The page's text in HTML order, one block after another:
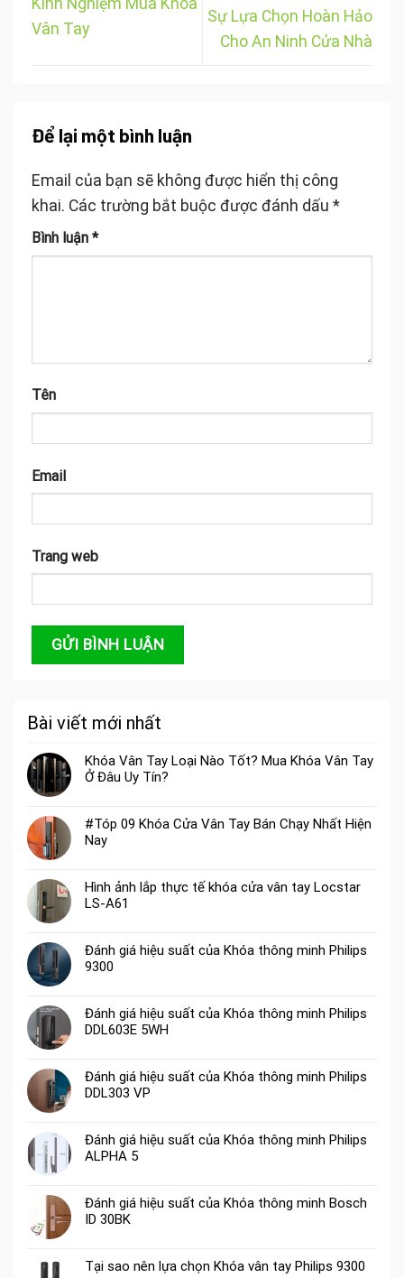
Kinh Nghiệm Mua Khóa
Vân Tay
Sự Lựa Chọn Hoàn Hảo
Cho An Ninh Cửa Nhà
Để lại một bình luận
Email của bạn sẽ không được hiển thị công
khai. Các trường bắt buộc được đánh dấu *
Bình luận *
Tên
Email
Trang web
Bài viết mới nhất
Khóa Vân Tay Loại Nào Tốt? Mua Khóa Vân Tay
Ở Đâu Uy Tín?
#Tóp 09 Khóa Cửa Vân Tay Bán Chạy Nhất Hiện
Nay
Hình ảnh lắp thực tế khóa cửa vân tay Locstar
LS-A61
Đánh giá hiệu suất của Khóa thông minh Philips
9300
Đánh giá hiệu suất của Khóa thông minh Philips
DDL603E 5WH
Đánh giá hiệu suất của Khóa thông minh Philips
DDL303 VP
Đánh giá hiệu suất của Khóa thông minh Philips
ALPHA 5
Đánh giá hiệu suất của Khóa thông minh Bosch
ID 30BK
Tại sao nên lựa chọn Khóa vân tay Philips 9300